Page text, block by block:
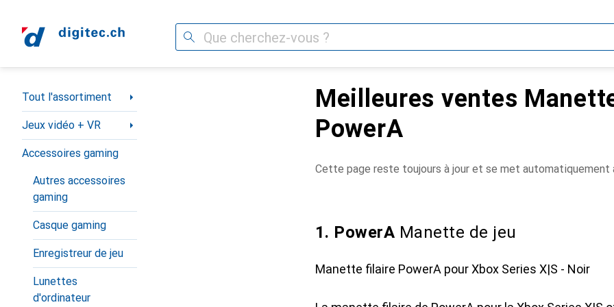
Recherche
Navigation par catégorie
Tout l'assortiment
Jeux vidéo + VR
Accessoires gaming
Autres accessoires
gaming
Casque gaming
Enregistreur de jeu
Lunettes
d'ordinateur
Meilleures ventes
PowerA
Cette page reste toujours à jour et se met automatiquement
1. PowerA Manette de jeu
Manette filaire PowerA pour Xbox Series X|S - Noir